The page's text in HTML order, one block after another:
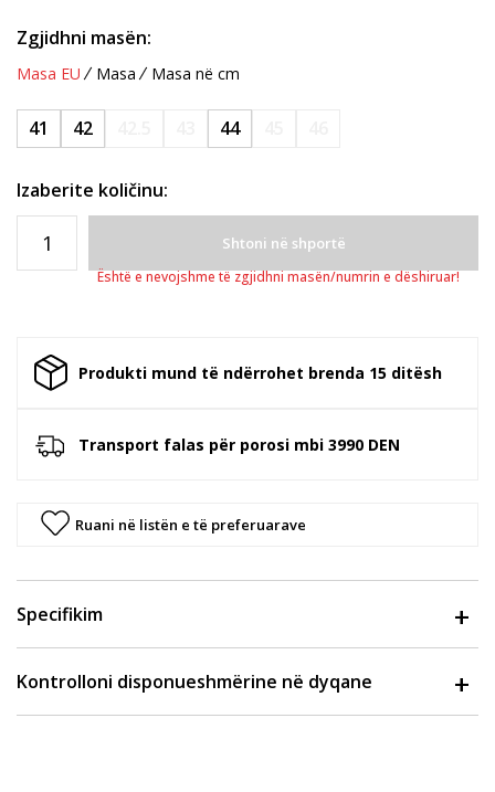
Zgjidhni masën:
Masa EU Masa Masa në cm
41 42 44
Izaberite količinu:
Shtoni në shportë
Është e nevojshme të zgjidhni masën/numrin e dëshiruar!
Produkti mund të ndërrohet brenda 15 ditësh
Transport falas për porosi mbi 3990 DEN
Ruani në listën e të preferuarave
Specifikim
Kontrolloni disponueshmërine në dyqane